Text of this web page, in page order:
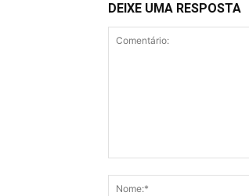
DEIXE UMA RESPOSTA